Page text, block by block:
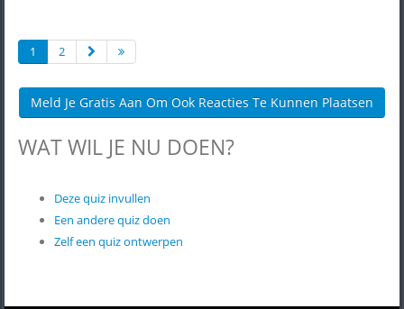
1 2
Meld Je Gratis Aan Om Ook Reacties Te Kunnen Plaatsen
WAT WIL JE NU DOEN?
Deze quiz invullen
Een andere quiz doen
Zelf een quiz ontwerpen